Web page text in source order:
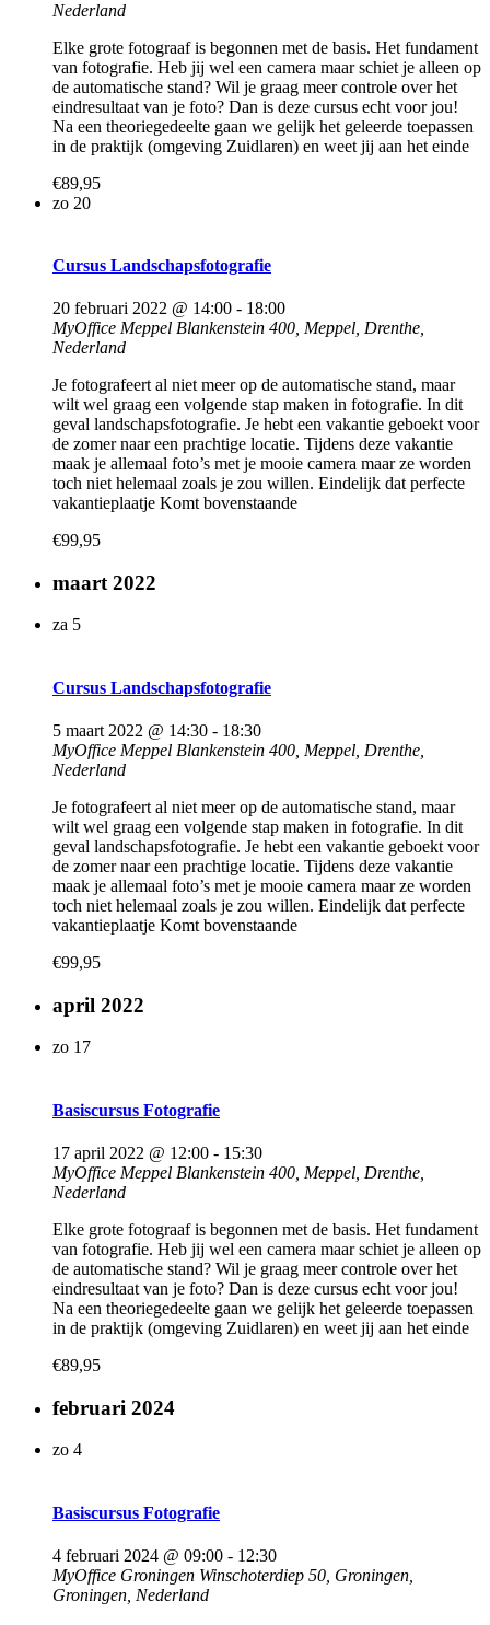
Nederland
Elke grote fotograaf is begonnen met de basis. Het fundament
van fotografie. Heb jij wel een camera maar schiet je alleen op
de automatische stand? Wil je graag meer controle over het
eindresultaat van je foto? Dan is deze cursus echt voor jou!
Na een theoriegedeelte gaan we gelijk het geleerde toepassen
in de praktijk (omgeving Zuidlaren) en weet jij aan het einde
€89,95
zo 20
Cursus Landschapsfotografie
20 februari 2022 @ 14:00 - 18:00
MyOffice Meppel Blankenstein 400, Meppel, Drenthe,
Nederland
Je fotografeert al niet meer op de automatische stand, maar
wilt wel graag een volgende stap maken in fotografie. In dit
geval landschapsfotografie. Je hebt een vakantie geboekt voor
de zomer naar een prachtige locatie. Tijdens deze vakantie
maak je allemaal foto’s met je mooie camera maar ze worden
toch niet helemaal zoals je zou willen. Eindelijk dat perfecte
vakantieplaatje Komt bovenstaande
€99,95
maart 2022
za 5
Cursus Landschapsfotografie
5 maart 2022 @ 14:30 - 18:30
MyOffice Meppel Blankenstein 400, Meppel, Drenthe,
Nederland
Je fotografeert al niet meer op de automatische stand, maar
wilt wel graag een volgende stap maken in fotografie. In dit
geval landschapsfotografie. Je hebt een vakantie geboekt voor
de zomer naar een prachtige locatie. Tijdens deze vakantie
maak je allemaal foto’s met je mooie camera maar ze worden
toch niet helemaal zoals je zou willen. Eindelijk dat perfecte
vakantieplaatje Komt bovenstaande
€99,95
april 2022
zo 17
Basiscursus Fotografie
17 april 2022 @ 12:00 - 15:30
MyOffice Meppel Blankenstein 400, Meppel, Drenthe,
Nederland
Elke grote fotograaf is begonnen met de basis. Het fundament
van fotografie. Heb jij wel een camera maar schiet je alleen op
de automatische stand? Wil je graag meer controle over het
eindresultaat van je foto? Dan is deze cursus echt voor jou!
Na een theoriegedeelte gaan we gelijk het geleerde toepassen
in de praktijk (omgeving Zuidlaren) en weet jij aan het einde
€89,95
februari 2024
zo 4
Basiscursus Fotografie
4 februari 2024 @ 09:00 - 12:30
MyOffice Groningen Winschoterdiep 50, Groningen,
Groningen, Nederland